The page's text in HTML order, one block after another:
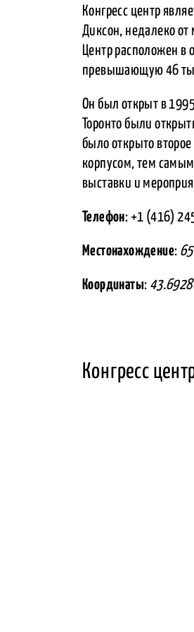
Конгресс центр
Диксон, недалеко
Центр расположен в
превышающую 46
Он был открыт в
Торонто были
было открыто
корпусом, тем
выставки и
Телефон: +1 (416)
Местонахождение:
Координаты:
Конгресс